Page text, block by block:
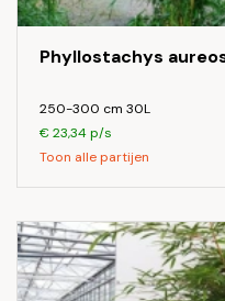
Phyllostachys
250-300 cm 30L
€ 23,34 p/s
Toon alle partijen